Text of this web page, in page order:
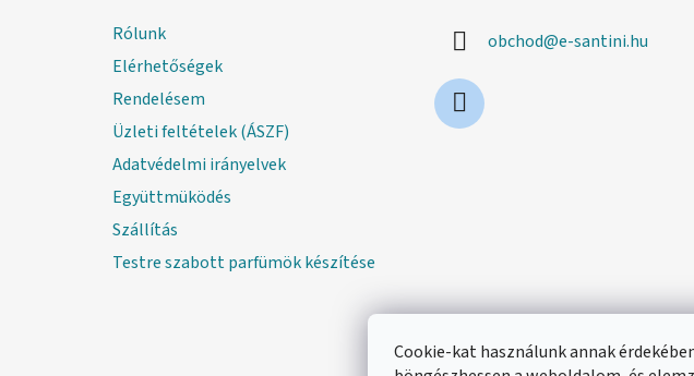
Cookie-kat használunk annak
Rólunk
Elérhetőségek
Rendelésem
Üzleti feltételek (ÁSZF)
Adatvédelmi irányelvek
Együttmüködés
Szállítás
Testre szabott parfümök készítése
obchod@e-santini.hu